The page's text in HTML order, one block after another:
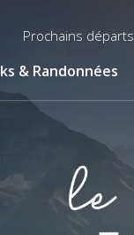
Menu
Prochains départs
& Randonnées